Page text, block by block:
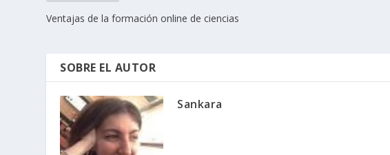
Ventajas de la formación online de ciencias
SOBRE EL AUTOR
Sankara